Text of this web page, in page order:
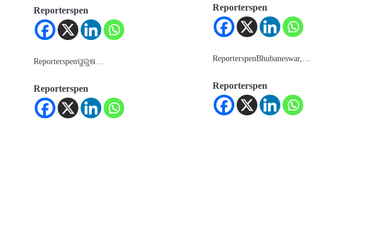
Reporterspen
Reporterspenପୁରୁଷ…
Reporterspen
Reporterspen
ReporterspenBhubaneswar,…
Reporterspen